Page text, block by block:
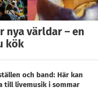
nya världar – en
kök
och band: Här kan
till livemusik i sommar